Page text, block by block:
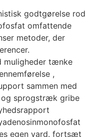
godtgørelse rod
omfattende
metoder, der
muligheder tænke
,
sammen med
og sprogstræk gribe
egen yard. fortsæt